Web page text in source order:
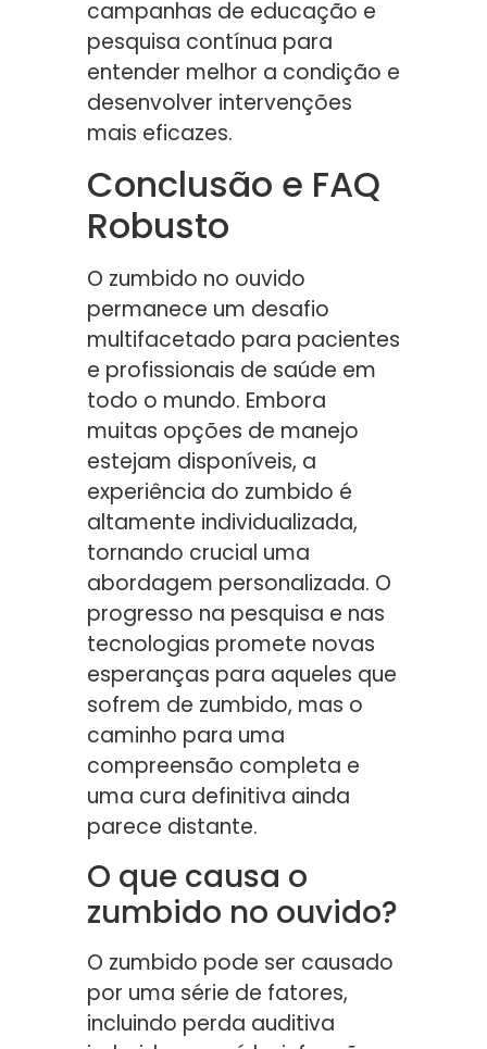
campanhas de educação e
pesquisa contínua para
entender melhor a condição e
desenvolver intervenções
mais eficazes.
Conclusão e FAQ
Robusto
O zumbido no ouvido
permanece um desafio
multifacetado para pacientes
e profissionais de saúde em
todo o mundo. Embora
muitas opções de manejo
estejam disponíveis, a
experiência do zumbido é
altamente individualizada,
tornando crucial uma
abordagem personalizada. O
progresso na pesquisa e nas
tecnologias promete novas
esperanças para aqueles que
sofrem de zumbido, mas o
caminho para uma
compreensão completa e
uma cura definitiva ainda
parece distante.
O que causa o
zumbido no ouvido?
O zumbido pode ser causado
por uma série de fatores,
incluindo perda auditiva